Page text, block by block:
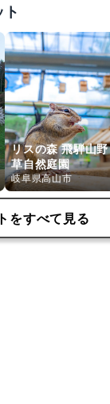
リスの森 飛騨山野
草自然庭園
岐阜県高山市
をすべて見る